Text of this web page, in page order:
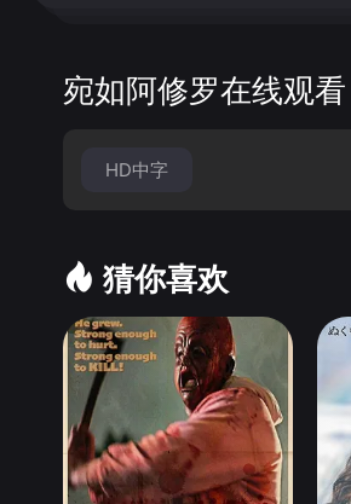
宛如阿修罗在线观看
HD中字
猜你喜欢